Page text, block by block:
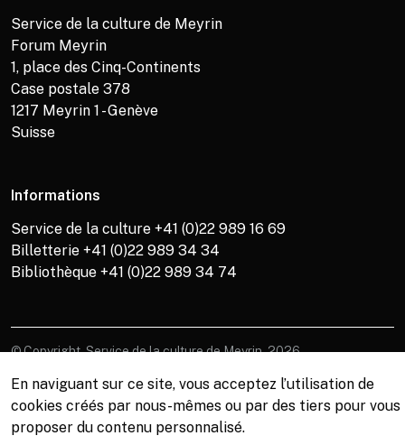
Service de la culture de Meyrin
Forum Meyrin
1, place des Cinq-Continents
Case postale 378
1217 Meyrin 1 - Genève
Suisse
Informations
Service de la culture +41 (0)22 989 16 69
Billetterie +41 (0)22 989 34 34
Bibliothèque +41 (0)22 989 34 74
© Copyright, Service de la culture de Meyrin, 2026
En naviguant sur ce site, vous acceptez l’utilisation de
cookies créés par nous-mêmes ou par des tiers pour vous
proposer du contenu personnalisé.